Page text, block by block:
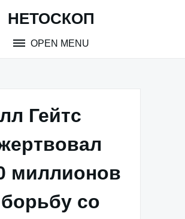
НЕТОСКОП
OPEN MENU
Гейтс
миллионов
со